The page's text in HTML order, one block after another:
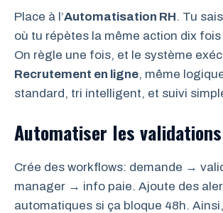
Place à l’Automatisation RH. Tu
où tu répètes la même action dix
On règle une fois, et le système
Recrutement en ligne, même
standard, tri intelligent, et suivi
Automatiser les
Crée des workflows: demande →
manager → info paie. Ajoute des
automatiques si ça bloque 48h.